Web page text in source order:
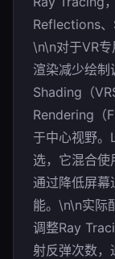
Reflections
\n\n对于VR
渲染减少绘
Shading（
Rendering（
于中心视野
选，它混合使
通过降低屏幕
能。\n\n实际
调整Ray
射反弹次数，